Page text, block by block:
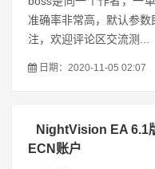
准确率非常高，默认参
注，欢迎评论区交流测...
日期：2020-11-05 02:07
NightVision EA 6.1
ECN账户